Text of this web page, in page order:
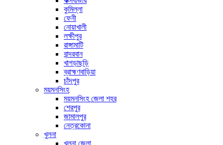
কুমিল্লা
ফেনী
নোয়াখালী
লক্ষীপুর
রাঙ্গামাটি
বান্দরবান
খাগড়াছড়ি
ব্রাহ্মণবাড়িয়া
চাঁদপুর
ময়মনসিংহ
ময়মনসিংহ জেলা শহর
শেরপুর
জামালপুর
নেত্রকোনা
খুলনা
খুলনা জেলা